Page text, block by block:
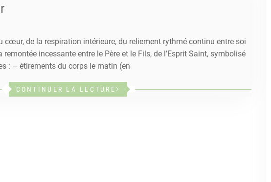
de la respiration intérieure, du reliement rythmé continu entre soi
remontée incessante entre le Père et le Fils, de l’Esprit Saint, symbolisé
: – étirements du corps le matin (en
CONTINUER LA LECTURE